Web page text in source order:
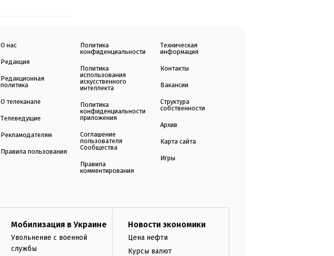
О нас
Редакция
Редакционная
политика
О телеканале
Телеведущие
Рекламодателям
Правила пользования
Политика
конфиденциальности
Политика
использования
искусственного
интеллекта
Политика
конфиденциальности
приложения
Соглашение
пользователя
Сообщества
Правила
комментирования
Техническая
информация
Контакты
Вакансии
Структура
собственности
Архив
Карта сайта
Игры
Мобилизация в Украине
Увольнение с военной
службы
Новости экономики
Цена нефти
Курсы валют